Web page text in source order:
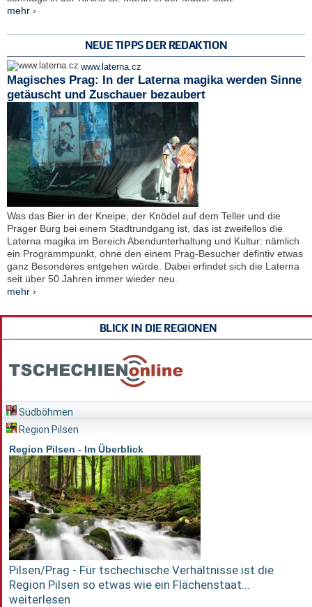
mehr ›
NEUE TIPPS DER REDAKTION
www.laterna.cz
Magisches Prag: In der Laterna magika werden Sinne
getäuscht und Zuschauer bezaubert
Was das Bier in der Kneipe, der Knödel auf dem Teller und die
Prager Burg bei einem Stadtrundgang ist, das ist zweifellos die
Laterna magika im Bereich Abendunterhaltung und Kultur: nämlich
ein Programmpunkt, ohne den einem Prag-Besucher defintiv etwas
ganz Besonderes entgehen würde. Dabei erfindet sich die Laterna
seit über 50 Jahren immer wieder neu.
mehr ›
BLICK IN DIE REGIONEN
Südböhmen
Region Pilsen
Region Pilsen - Im Überblick
Pilsen/Prag - Für tschechische Verhältnisse ist die
Region Pilsen so etwas wie ein Flächenstaat...
weiterlesen